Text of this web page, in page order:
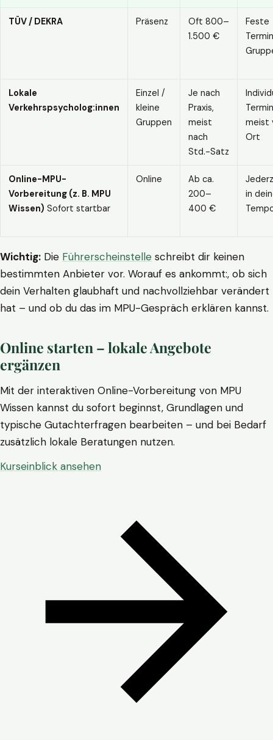
TÜV / DEKRA Präsenz
Oft 800–
1.500 €
Feste
Lokale
Verkehrspsycholog:innen
Einzel /
kleine
Gruppen
Je nach
Praxis,
meist
nach
Std.-Satz
meist
Ort
Online-MPU-
Vorbereitung (z. B. MPU
Wissen) Sofort startbar
Online
Ab ca.
200–
400 €
in
Wichtig: Die Führerscheinstelle schreibt dir keinen
bestimmten Anbieter vor. Worauf es ankommt:, ob sich
dein Verhalten glaubhaft und nachvollziehbar verändert
hat – und ob du das im MPU-Gespräch erklären kannst.
Online starten – lokale Angebote
ergänzen
Mit der interaktiven Online-Vorbereitung von MPU
Wissen kannst du sofort beginnst, Grundlagen und
typische Gutachterfragen bearbeiten – und bei Bedarf
zusätzlich lokale Beratungen nutzen.
Kurseinblick ansehen